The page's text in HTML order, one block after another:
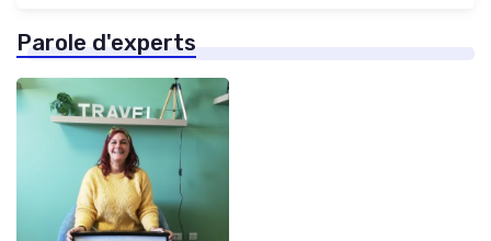
Parole d'experts